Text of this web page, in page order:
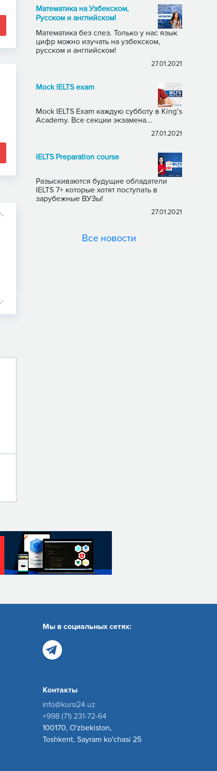
Математика на Узбекском,
Русском и английском!
Математика без слез. Только у нас язык
цифр можно изучать на узбекском,
русском и английском!
27.01.2021
Mock IELTS exam
Mock IELTS Exam каждую субботу в King’s
Academy. Все секции экзамена...
27.01.2021
IELTS Preparation course
Разыскиваются будущие обладатели
IELTS 7+ которые хотят поступать в
зарубежные ВУЗы!
27.01.2021
Все новости
Мы в социальных сетях:
Контакты
info@kursi24.uz
+998 (71) 231-72-64
100170, O'zbekiston,
Toshkent, Sayram ko'chasi 25